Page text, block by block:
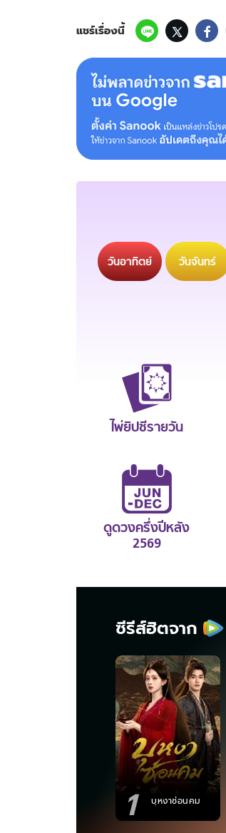
แชร์เรื่องนี้
วันอาทิตย์ วันจันทร์
ไพ่ยิปซีรายวัน
ดูดวงครึ่งปีหลัง
2569
ซีรีส์ฮิตจาก
1 บุหงาซ่อนคม